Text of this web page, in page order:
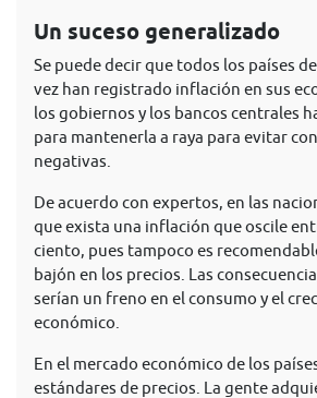
Un suceso generalizado
Se puede decir que todos los países
vez han registrado inflación en sus
los gobiernos y los bancos centrales
para mantenerla a raya para evitar
negativas.
De acuerdo con expertos, en las
que exista una inflación que oscile
ciento, pues tampoco es
bajón en los precios. Las
serían un freno en el consumo y el
económico.
En el mercado económico de los
estándares de precios. La gente